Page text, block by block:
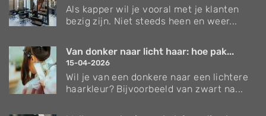
Als kapper wil je vooral met je klanten
bezig zijn. Niet steeds heen en weer...
Van donker naar licht haar: hoe pak...
15-04-2026
Wil je van een donkere naar een lichtere
haarkleur? Bijvoorbeeld van zwart na...